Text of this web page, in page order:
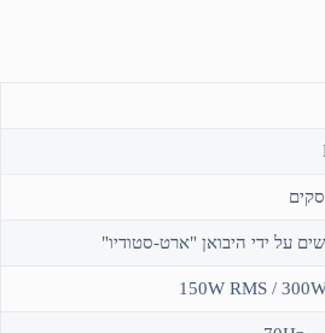
150W RMS /